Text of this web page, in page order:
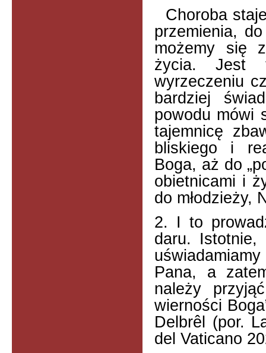
Choroba
przemienia,
możemy się
życia. Jest
wyrzeczeniu
bardziej
powodu mówi
tajemnicę
bliskiego i
Boga, aż do
obietnicami i
do młodzieży,
2. I to
daru.
Pana, a
należy
wierności
Delbrêl (por.
del Vaticano